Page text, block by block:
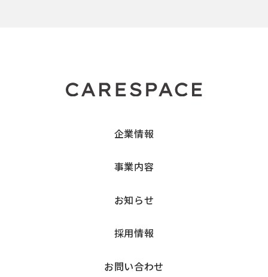
企業情報
事業内容
お知らせ
採用情報
お問い合わせ